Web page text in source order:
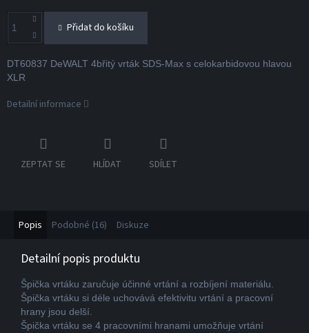
Přidat do košíku
DT60837 DeWALT 4břitý vrták SDS-Max s celokarbidovou hlavou
XLR
Detailní informace
ZEPTAT SE HLÍDAT SDÍLET
Popis Podobné (16) Diskuze
Detailní popis produktu
Špička vrtáku zaručuje účinné vrtání a rozbíjení materiálu.
Špička vrtáku si déle uchovává efektivitu vrtání a pracovní
hrany jsou delší.
Špička vrtáku se 4 pracovními hranami umožňuje vrtání